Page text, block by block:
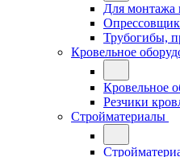
Для монтажа
Трубогибы,
Кровельное
Кровельное
Резчики
Стройматериалы